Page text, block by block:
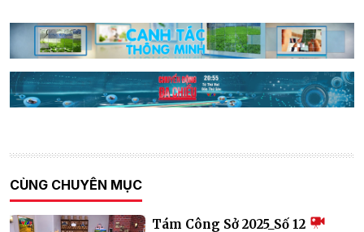
CÙNG CHUYÊN MỤC
Tám Công Sở 2025_Số 12